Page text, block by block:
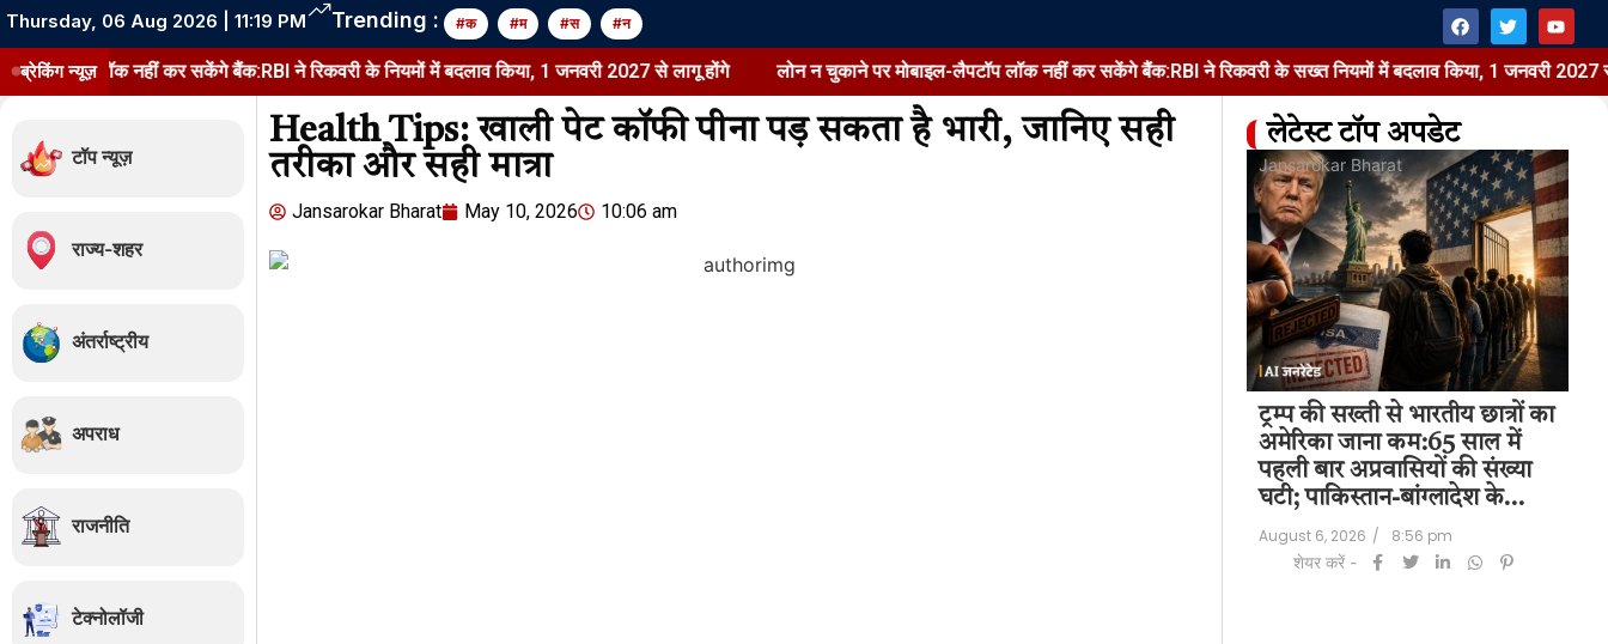
Thursday, 06 Aug 2026 | 11:19 PM Trending : #क #म #स #न
ब्रेकिंग न्यूज़
लॉक नहीं कर सकेंगे बैंक:RBI ने रिकवरी के नियमों में बदलाव किया, 1 जनवरी 2027 से लागू होंगे लोन न चुकाने पर मोबाइल-लैपटॉप लॉक नहीं कर सकेंगे बैंक:RBI ने रिकवरी के सख्त नियमों में बदलाव किया, 1 जनवरी 2027 से लागू होंगे
टॉप न्यूज़
राज्य-शहर
अंतर्राष्ट्रीय
अपराध
राजनीति
टेक्नोलॉजी
Health Tips: खाली पेट कॉफी पीना पड़ सकता है भारी, जानिए सही
तरीका और सही मात्रा
Jansarokar Bharat May 10, 2026 10:06 am
लेटेस्ट टॉप अपडेट
Jansarokar Bharat
ट्रम्प की सख्ती से भारतीय छात्रों का
अमेरिका जाना कम:65 साल में
पहली बार अप्रवासियों की संख्या
घटी; पाकिस्तान-बांग्लादेश के…
August 6, 2026 /
8:56 pm
शेयर करें -